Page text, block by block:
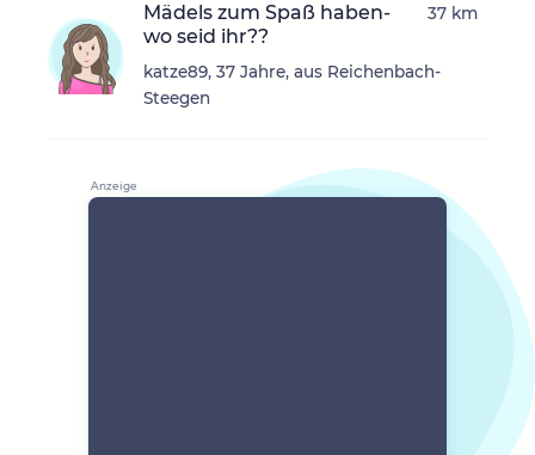
Mädels zum Spaß haben-
wo seid ihr??
katze89, 37 Jahre, aus Reichenbach-
Steegen
37 km